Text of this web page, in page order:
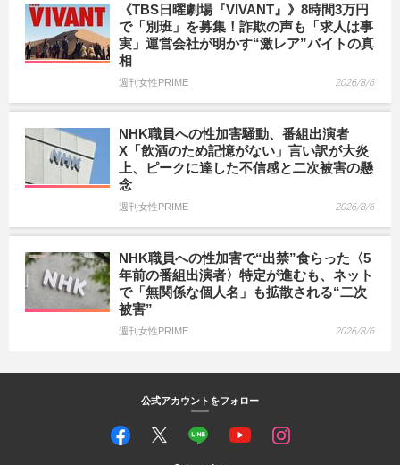
《TBS日曜劇場『VIVANT』》8時間3万円
で「別班」を募集！詐欺の声も「求人は事
実」運営会社が明かす“激レア”バイトの真
相
週刊女性PRIME 2026/8/6
NHK職員への性加害騒動、番組出演者
X「飲酒のため記憶がない」言い訳が大炎
上、ピークに達した不信感と二次被害の懸
念
週刊女性PRIME 2026/8/6
NHK職員への性加害で“出禁”食らった〈5
年前の番組出演者〉特定が進むも、ネット
で「無関係な個人名」も拡散される“二次
被害”
週刊女性PRIME 2026/8/6
公式アカウントをフォロー